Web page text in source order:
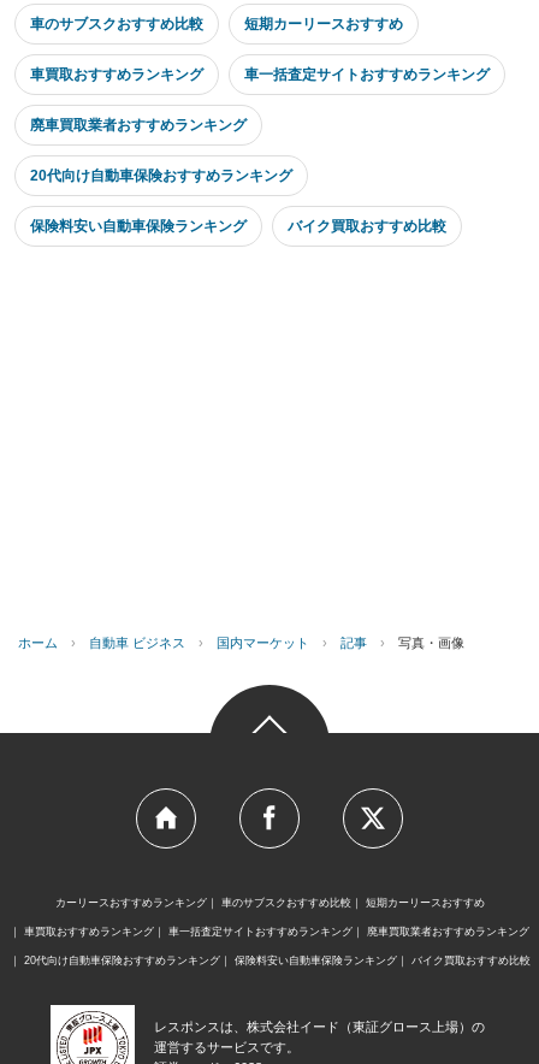
車のサブスクおすすめ比較 短期カーリースおすすめ
車買取おすすめランキング 車一括査定サイトおすすめランキング
廃車買取業者おすすめランキング
20代向け自動車保険おすすめランキング
保険料安い自動車保険ランキング バイク買取おすすめ比較
ホーム › 自動車 ビジネス › 国内マーケット › 記事 › 写真・画像
カーリースおすすめランキング 車のサブスクおすすめ比較 短期カーリースおすすめ
車買取おすすめランキング 車一括査定サイトおすすめランキング 廃車買取業者おすすめランキング
20代向け自動車保険おすすめランキング 保険料安い自動車保険ランキング バイク買取おすすめ比較
レスポンスは、株式会社イード（東証グロース上場）の
運営するサービスです。